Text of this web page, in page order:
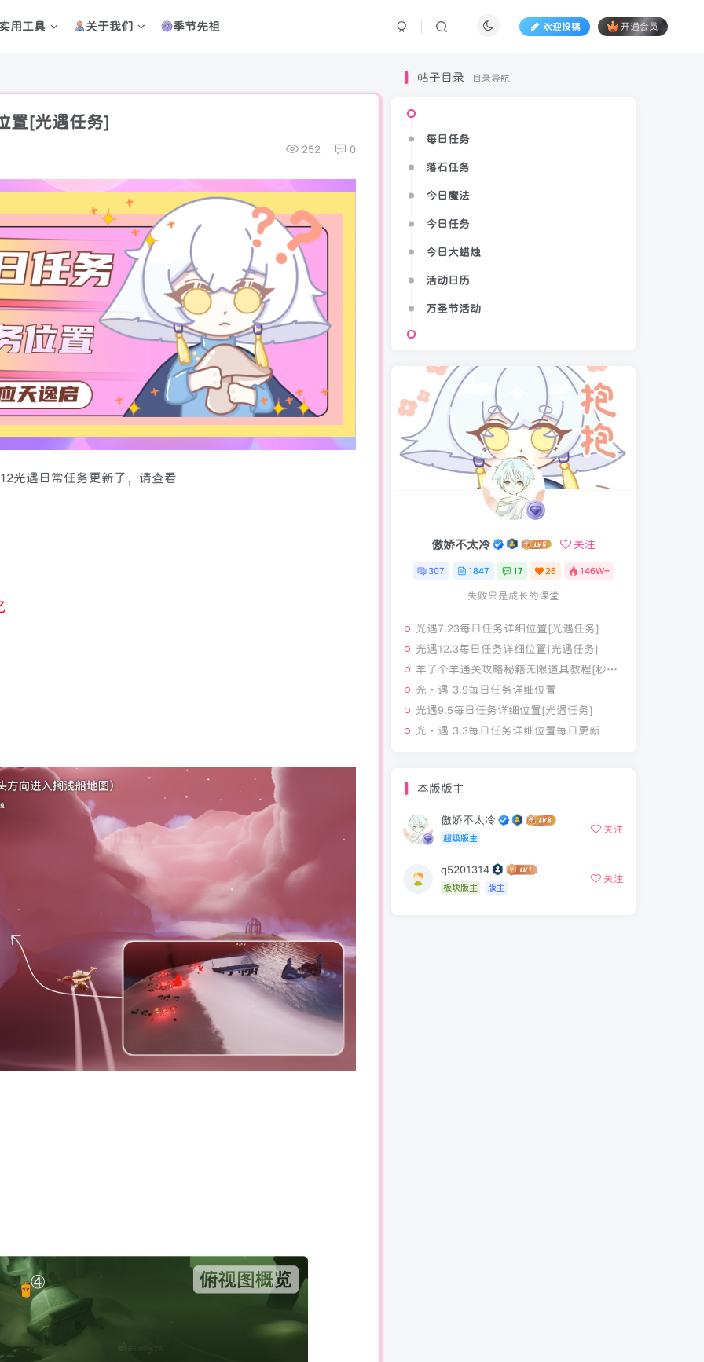
用工具 关于我们 季节先祖 欢迎投稿 开通会员
置[光遇任务]
252 0
光遇日常任务更新了，请查看
帖子目录 目录导航
每日任务
落石任务
今日魔法
今日任务
今日大蜡烛
活动日历
万圣节活动
傲娇不太冷 关注
307 1847 17 26 146W+
失败只是成长的课堂
光遇7.23每日任务详细位置[光遇任务]
光遇12.3每日任务详细位置[光遇任务]
羊了个羊通关攻略秘籍无限道具教程[秒通关网页版]
光·遇 3.9每日任务详细位置
光遇9.5每日任务详细位置[光遇任务]
光·遇 3.3每日任务详细位置每日更新
本版版主
傲娇不太冷
超级版主
关注
q5201314
板块版主 版主
关注